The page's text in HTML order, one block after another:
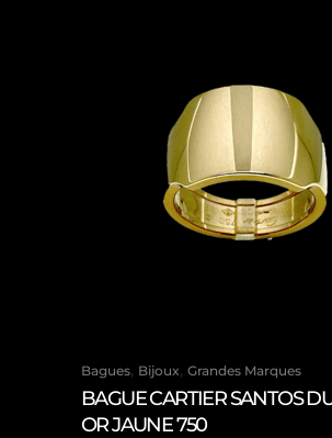
Bagues, Bijoux, Grandes Marques
BAGUE CARTIER SANTOS
OR JAUNE 750